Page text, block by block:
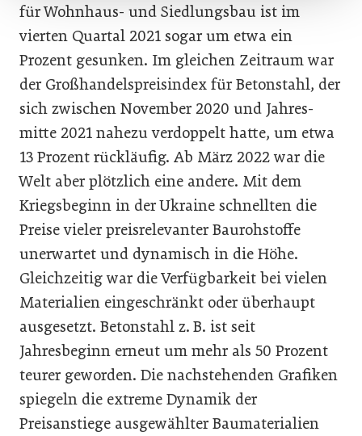
für Wohnhaus- und Siedlungsbau ist im
vierten Quartal 2021 sogar um etwa ein
Prozent gesunken. Im gleichen Zeitraum war
der Großhandelspreisindex für Betonstahl, der
sich zwischen November 2020 und Jahres­
mitte 2021 nahezu verdoppelt hatte, um etwa
13 Prozent rückläufig. Ab März 2022 war die
Welt aber plötzlich eine andere. Mit dem
Kriegsbeginn in der Ukraine schnellten die
Preise vieler preisrelevanter Baurohstoffe
unerwartet und dynamisch in die Höhe.
Gleichzeitig war die Verfügbarkeit bei vielen
Materialien eingeschränkt oder überhaupt
ausgesetzt. Betonstahl z. B. ist seit
Jahresbeginn erneut um mehr als 50 Prozent
teurer geworden. Die nach­stehenden Grafiken
spiegeln die extreme Dynamik der
Preisanstiege ausgewählter Baumaterialien